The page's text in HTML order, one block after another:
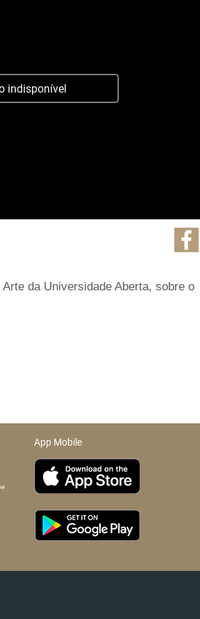
indisponível
da Universidade Aberta, sobre o
App Mobile